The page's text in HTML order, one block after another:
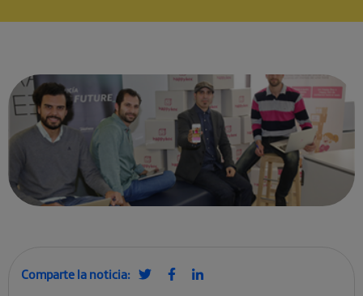
Comparte la noticia: